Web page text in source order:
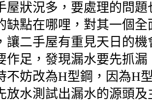
屋狀況多，要處理的問
缺點在哪哩，對其一個
讓二手屋有重見天日的
作足，發現漏水要先抓
不妨改為H型鋼，因為H
放水測試出漏水的源頭